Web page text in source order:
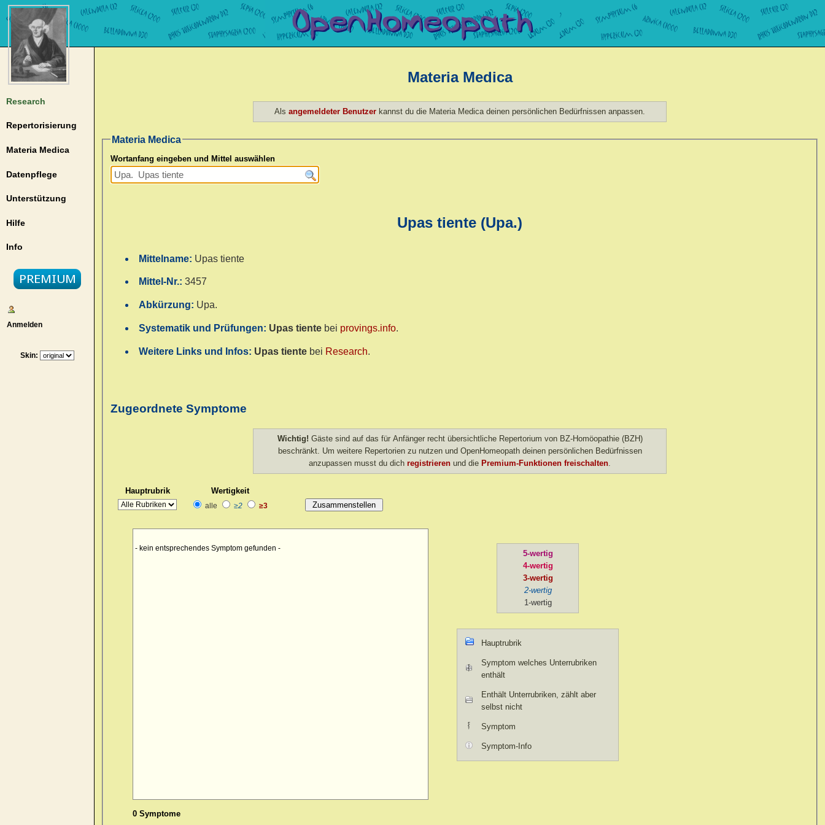
Research
Repertorisierung
Materia Medica
Datenpflege
Unterstützung
Hilfe
Info
Anmelden
Skin:
Materia Medica
Als angemeldeter Benutzer kannst du die Materia Medica deinen persönlichen Bedürfnissen anpassen.
Materia Medica
Wortanfang eingeben und Mittel auswählen
Upas tiente (Upa.)
Mittelname: Upas tiente
Mittel-Nr.:3457
Abkürzung: Upa.
Systematik und Prüfungen: Upas tiente bei provings.info.
Weitere Links und Infos: Upas tiente bei Research.
Zugeordnete Symptome
Wichtig! Gäste sind auf das für Anfänger recht übersichtliche Repertorium von BZ-Homöopathie (BZH)
beschränkt. Um weitere Repertorien zu nutzen und OpenHomeopath deinen persönlichen Bedürfnissen
anzupassen musst du dich registrieren und die Premium-Funktionen freischalten.
Hauptrubrik Wertigkeit
alle ≥2 ≥3
- kein entsprechendes Symptom gefunden -
0 Symptome
5-wertig
4-wertig
3-wertig
2-wertig
1-wertig
Hauptrubrik
Symptom welches Unterrubriken
enthält
Enthält Unterrubriken, zählt aber
selbst nicht
Symptom
Symptom-Info